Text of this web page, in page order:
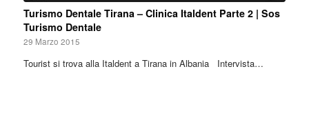
Turismo Dentale Tirana – Clinica Italdent Parte 2 | Sos
Turismo Dentale
29 Marzo 2015
Tourist si trova alla Italdent a Tirana in Albania Intervista…